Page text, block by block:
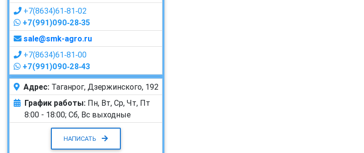
+7(8634)61‑81‑02
+7(991)090‑28‑35
sale@smk-agro.ru
+7(8634)61‑81‑00
+7(991)090‑28‑43
Адрес: Таганрог, Дзержинского, 192
График работы: Пн, Вт, Ср, Чт, Пт
8:00 - 18:00; Сб, Вс выходные
НАПИСАТЬ